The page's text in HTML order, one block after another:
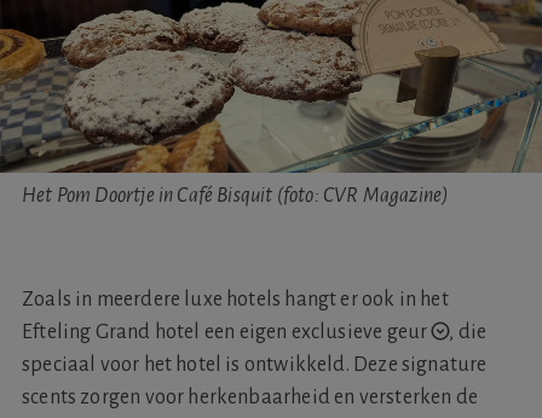
Het Pom Doortje in Café Bisquit (foto: CVR Magazine)
Zoals in meerdere luxe hotels hangt er ook in het
Efteling Grand hotel een eigen exclusieve geur , die
speciaal voor het hotel is ontwikkeld. Deze signature
scents zorgen voor herkenbaarheid en versterken de